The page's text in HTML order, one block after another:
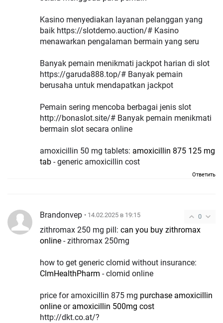
Kasino menyediakan layanan pelanggan yang
baik https://slotdemo.auction/# Kasino
menawarkan pengalaman bermain yang seru
Banyak pemain menikmati jackpot harian di slot
https://garuda888.top/# Banyak pemain
berusaha untuk mendapatkan jackpot
Pemain sering mencoba berbagai jenis slot
http://bonaslot.site/# Banyak pemain menikmati
bermain slot secara online
amoxicillin 50 mg tablets: amoxicillin 875 125 mg
tab - generic amoxicillin cost
Ответить
0
Brandonvep • 14.02.2025 в 19:15
zithromax 250 mg pill: can you buy zithromax
online - zithromax 250mg
how to get generic clomid without insurance:
ClmHealthPharm - clomid online
price for amoxicillin 875 mg purchase amoxicillin
online or amoxicillin 500mg cost
http://dkt.co.at/?